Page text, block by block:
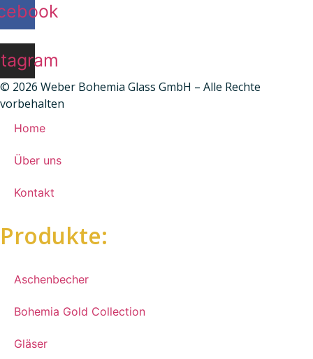
© 2026 Weber Bohemia Glass GmbH – Alle Rechte
vorbehalten
Home
Über uns
Kontakt
Produkte:
Aschenbecher
Bohemia Gold Collection
Gläser